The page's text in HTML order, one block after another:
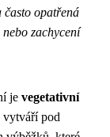
často opatřená
zachycení
je vegetativní
vytváří pod